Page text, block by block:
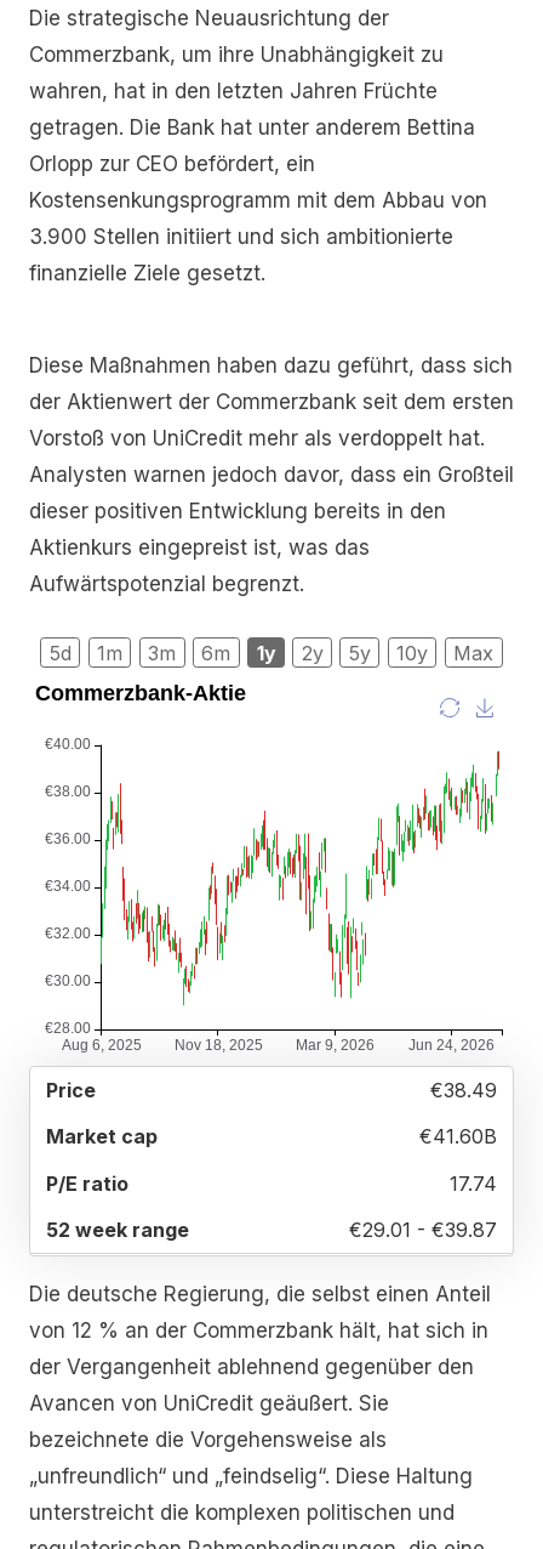
Die strategische Neuausrichtung der
Commerzbank, um ihre Unabhängigkeit zu
wahren, hat in den letzten Jahren Früchte
getragen. Die Bank hat unter anderem Bettina
Orlopp zur CEO befördert, ein
Kostensenkungsprogramm mit dem Abbau von
3.900 Stellen initiiert und sich ambitionierte
finanzielle Ziele gesetzt.
Diese Maßnahmen haben dazu geführt, dass sich
der Aktienwert der Commerzbank seit dem ersten
Vorstoß von UniCredit mehr als verdoppelt hat.
Analysten warnen jedoch davor, dass ein Großteil
dieser positiven Entwicklung bereits in den
Aktienkurs eingepreist ist, was das
Aufwärtspotenzial begrenzt.
5d 1m 3m 6m 1y 2y 5y 10y Max
€38.49
€41.60B
17.74
€29.01 - €39.87
Die deutsche Regierung, die selbst einen Anteil
von 12 % an der Commerzbank hält, hat sich in
der Vergangenheit ablehnend gegenüber den
Avancen von UniCredit geäußert. Sie
bezeichnete die Vorgehensweise als
„unfreundlich“ und „feindselig“. Diese Haltung
unterstreicht die komplexen politischen und